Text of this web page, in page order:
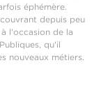
éphémère.
depuis peu
l'occasion de la
qu'il
nouveaux métiers.